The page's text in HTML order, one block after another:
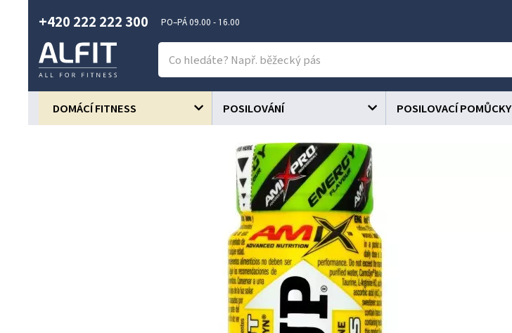
+420 222 222 300 PO–PÁ 09.00 - 16.00
DOMÁCÍ FITNESS POSILOVÁNÍ POSILOVACÍ POMŮCKY